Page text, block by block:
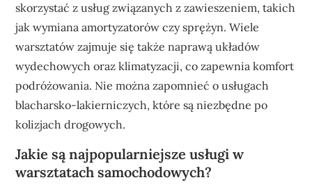
skorzystać z usług związanych z zawieszeniem, takich
jak wymiana amortyzatorów czy sprężyn. Wiele
warsztatów zajmuje się także naprawą układów
wydechowych oraz klimatyzacji, co zapewnia komfort
podróżowania. Nie można zapomnieć o usługach
blacharsko-lakierniczych, które są niezbędne po
kolizjach drogowych.
Jakie są najpopularniejsze usługi w
warsztatach samochodowych?